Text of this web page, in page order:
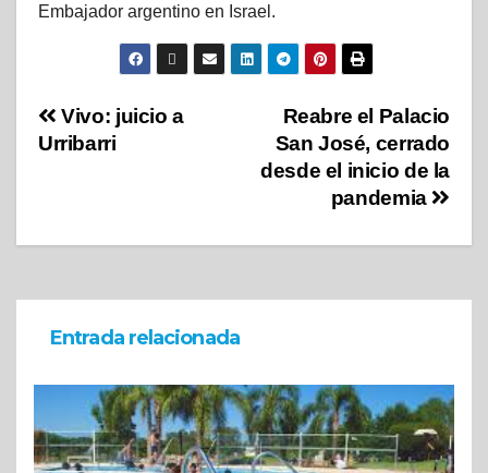
Embajador argentino en Israel.
Reabre el Palacio
San José, cerrado
desde el inicio de la
pandemia
Vivo: juicio a
Urribarri
Entrada relacionada